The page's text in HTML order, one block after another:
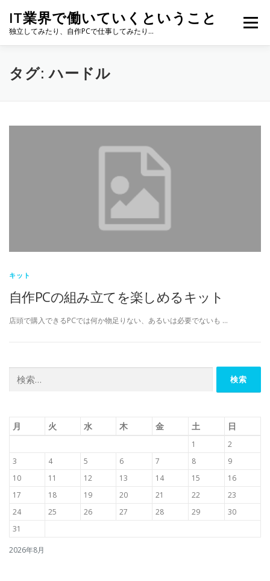
IT業界で働いていくということ
独立してみたり、自作PCで仕事してみたり…
メニュー
タグ:ハードル
キット
自作PCの組み立てを楽しめるキット
店頭で購入できるPCでは何か物足りない、あるいは必要でないも …
索:
2026年8月
月 火 水 木 金 土 日
1
2
3
4 5 6 7 8
9
10
11 12 13 14 15
16
17
18 19 20 21 22
23
24
25 26 27 28 29
30
31